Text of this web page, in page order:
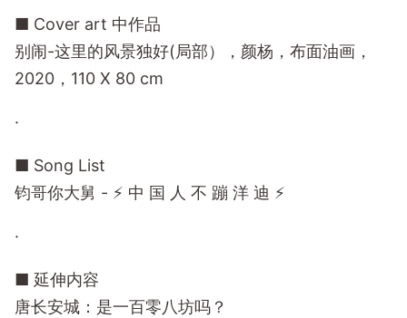
■ Cover art 中作品
别闹-这里的风景独好(局部），颜杨，布面油画，
2020，110 X 80 cm
·
■ Song List
钧哥你大舅 - ⚡️ 中 国 人 不 蹦 洋 迪 ⚡️
·
■ 延伸内容
唐长安城：是一百零八坊吗？